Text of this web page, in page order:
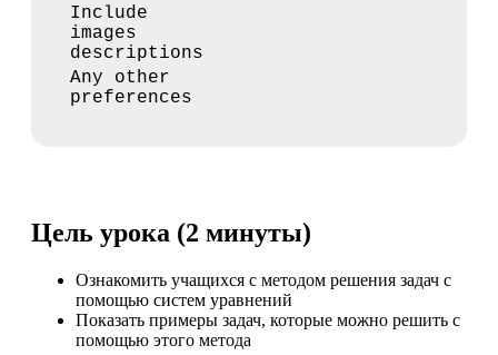
Include
images
descriptions
Any other
preferences
Цель урока (2 минуты)
Ознакомить учащихся с методом решения задач с
помощью систем уравнений
Показать примеры задач, которые можно решить с
помощью этого метода